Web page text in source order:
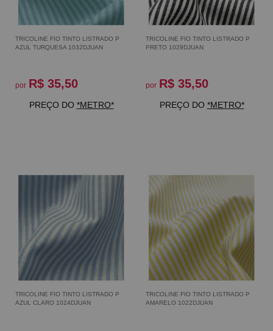
TRICOLINE FIO TINTO LISTRADO P
AZUL TURQUESA 1032DJUAN
por R$ 35,50
PREÇO DO *METRO*
TRICOLINE FIO TINTO LISTRADO P
PRETO 1029DJUAN
por R$ 35,50
PREÇO DO *METRO*
TRICOLINE FIO TINTO LISTRADO P
AZUL CLARO 1024DJUAN
TRICOLINE FIO TINTO LISTRADO P
AMARELO 1022DJUAN